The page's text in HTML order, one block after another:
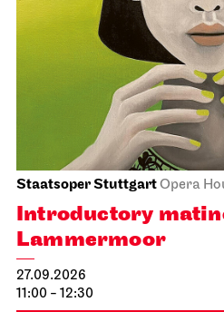
Staatsoper StuttgartOpera
Introductory
Lammermoor
27.09.2026
11:00 - 12:30